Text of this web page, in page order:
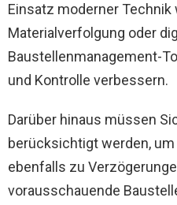
Einsatz moderner
Materialverfolgung oder
Baustellenmanagement-
und Kontrolle verbessern.
Darüber hinaus müssen
berücksichtigt werden,
ebenfalls zu
vorausschauende